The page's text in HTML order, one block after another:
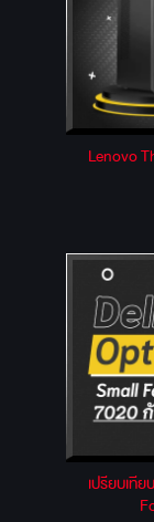
Lenovo
เปรียบเที